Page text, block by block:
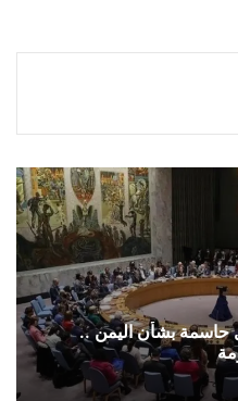
حاسمة بشأن اليمن ..